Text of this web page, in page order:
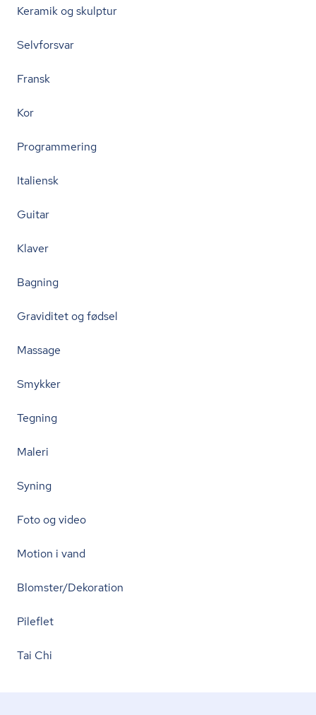
Keramik og skulptur
Selvforsvar
Fransk
Kor
Programmering
Italiensk
Guitar
Klaver
Bagning
Graviditet og fødsel
Massage
Smykker
Tegning
Maleri
Syning
Foto og video
Motion i vand
Blomster/Dekoration
Pileflet
Tai Chi